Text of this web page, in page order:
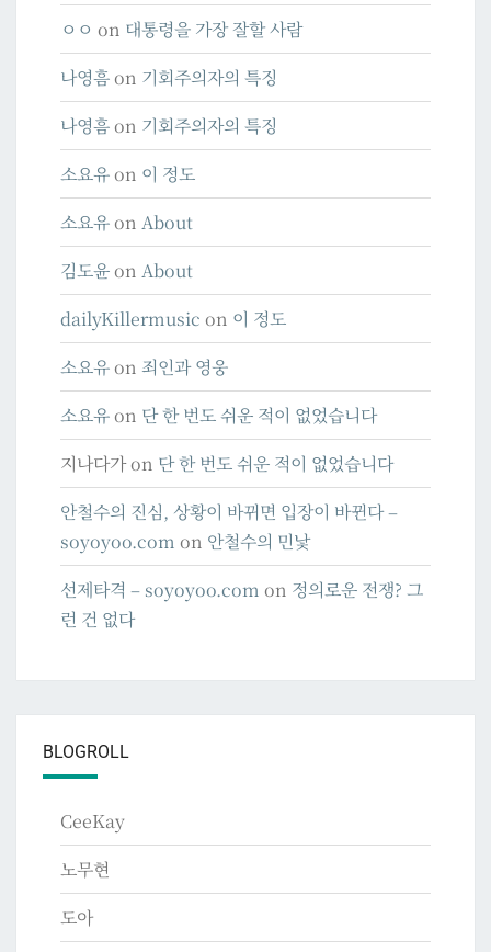
ㅇㅇ on 대통령을 가장 잘할 사람
나영흠on 기회주의자의 특징
나영흠on 기회주의자의 특징
소요유on 이 정도
소요유on About
김도윤on About
dailyKillermusic on 이 정도
소요유on 죄인과 영웅
소요유on 단 한 번도 쉬운 적이 없었습니다
지나다가on 단 한 번도 쉬운 적이 없었습니다
안철수의 진심, 상황이 바뀌면 입장이 바뀐다 –
soyoyoo.com on 안철수의 민낯
선제타격 – soyoyoo.com on 정의로운 전쟁? 그
런 건 없다
BLOGROLL
CeeKay
노무현
도아